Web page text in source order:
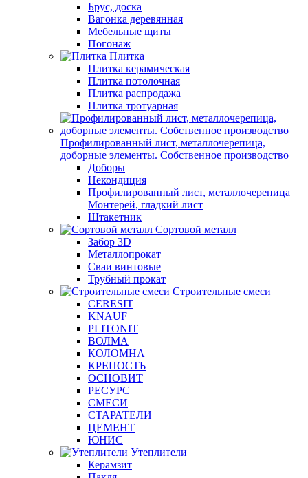
Брус, доска
Вагонка деревянная
Мебельные щиты
Погонаж
Плитка
Плитка керамическая
Плитка потолочная
Плитка распродажа
Плитка тротуарная
Профилированный лист, металлочерепица,
доборные элементы. Собственное производство
Доборы
Некондиция
Профилированный лист, металлочерепица
Монтерей, гладкий лист
Штакетник
Сортовой металл
Забор 3D
Металлопрокат
Сваи винтовые
Трубный прокат
Строительные смеси
CERESIT
KNAUF
PLITONIT
ВОЛМА
КОЛОМНА
КРЕПОСТЬ
ОСНОВИТ
РЕСУРС
СМЕСИ
СТАРАТЕЛИ
ЦЕМЕНТ
ЮНИС
Утеплители
Керамзит